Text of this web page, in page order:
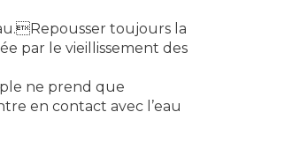
toujours la
par le vieillissement des
ne prend que
en contact avec l’eau